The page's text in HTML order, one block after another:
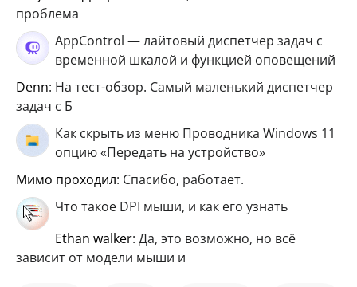
проблема
AppControl — лайтовый диспетчер задач с
временной шкалой и функцией оповещений
Denn: На тест-обзор. Самый маленький диспетчер
задач с Б
Как скрыть из меню Проводника Windows 11
опцию «Передать на устройство»
мимо проходил: Спасибо, работает.
Что такое DPI мыши, и как его узнать
ethan walker: Да, это возможно, но всё
зависит от модели мыши и